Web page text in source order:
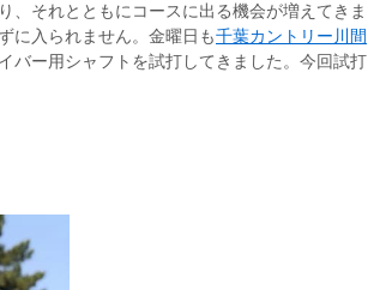
、それとともにコースに出る機会が増えてきま
に入られません。金曜日も千葉カントリー川間
バー用シャフトを試打してきました。今回試打